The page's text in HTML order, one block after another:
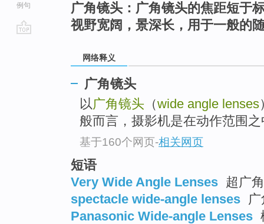
例句
广角镜头：广角镜头的焦距短于
视野宽阔，景深长，用于一般的
网络释义
广角镜头
以广角镜头 （wide angle lenses
般而言，摄影机是在动作范围
基于160个网页-相关网页
短语
Very Wide Angle Lenses 超广
spectacle wide-angle lenses
Panasonic Wide-angle Lenses